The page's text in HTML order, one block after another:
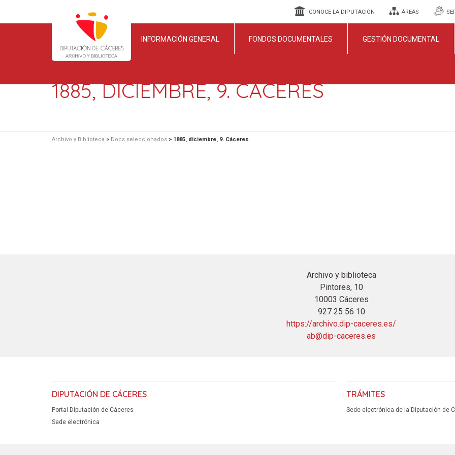
CONOCE LA DIPUTACIÓN ÁREAS
INFORMACIÓN GENERAL FONDOS DOCUMENTALES GESTIÓN DOCUMENTAL
1885, DICIEMBRE, 9. CÁCERES
Archivo y Biblioteca > Docs seleccionados > 1885, diciembre, 9. Cáceres
Archivo y biblioteca
Pintores, 10
10003 Cáceres
927 25 56 10
https://archivo.dip-caceres.es/
ab@dip-caceres.es
DIPUTACIÓN DE CÁCERES
Portal Diputación de Cáceres
Sede electrónica
TRÁMITES
Sede electrónica de la Diputación de